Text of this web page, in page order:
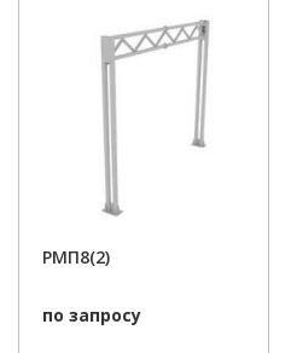
РМП8(2)
по запросу